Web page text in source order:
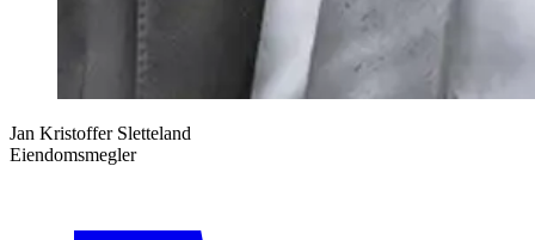
Jan Kristoffer Sletteland
Eiendomsmegler